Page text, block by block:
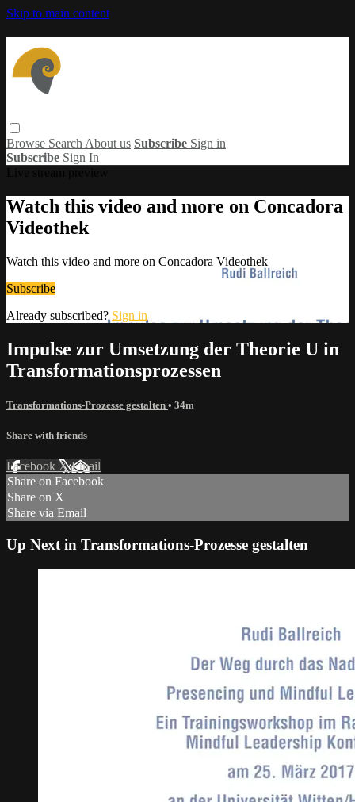
Skip to main content
Browse Search About us Subscribe Sign in
Subscribe Sign In
Watch this video and more on Concadora
Videothek
Watch this video and more on Concadora Videothek
Subscribe
Already subscribed? Sign in
Impulse zur Umsetzung der Theorie U in
Transformationsprozessen
Transformations-Prozesse gestalten • 34m
Share with friends
Facebook XEmail
Share on Facebook
Share on X
Share via Email
Up Next in Transformations-Prozesse gestalten